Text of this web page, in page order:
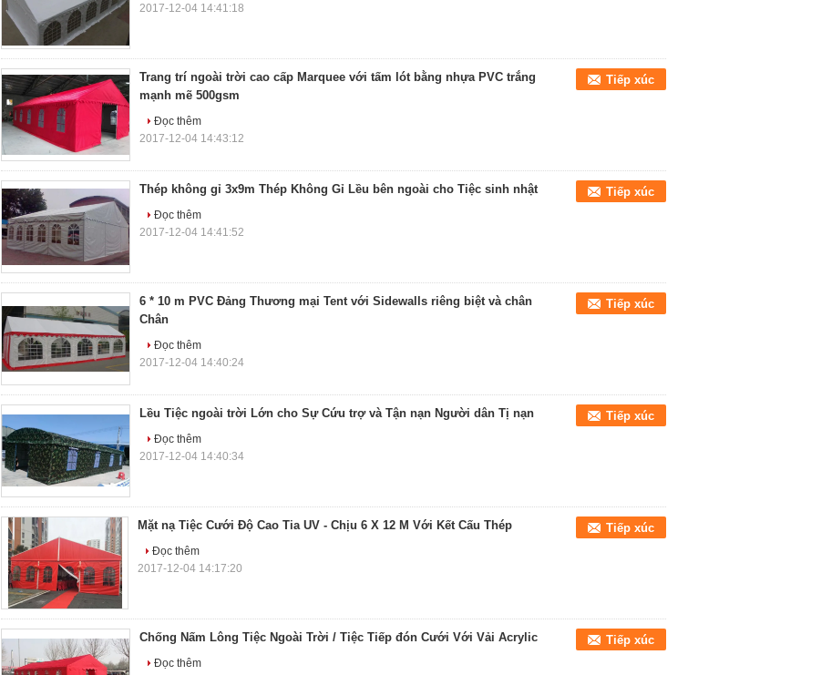
2017-12-04 14:41:18
Trang trí ngoài trời cao cấp Marquee với tấm lót bằng nhựa PVC trắng
mạnh mẽ 500gsm
Tiếp xúc
Đọc thêm
2017-12-04 14:43:12
Thép không gỉ 3x9m Thép Không Gỉ Lều bên ngoài cho Tiệc sinh nhật Tiếp xúc
Đọc thêm
2017-12-04 14:41:52
6 * 10 m PVC Đảng Thương mại Tent với Sidewalls riêng biệt và chân
Chân
Tiếp xúc
Đọc thêm
2017-12-04 14:40:24
Lều Tiệc ngoài trời Lớn cho Sự Cứu trợ và Tận nạn Người dân Tị nạn Tiếp xúc
Đọc thêm
2017-12-04 14:40:34
Mặt nạ Tiệc Cưới Độ Cao Tia UV - Chịu 6 X 12 M Với Kết Cấu Thép Tiếp xúc
Đọc thêm
2017-12-04 14:17:20
Chống Nấm Lông Tiệc Ngoài Trời / Tiệc Tiếp đón Cưới Với Vải Acrylic Tiếp xúc
Đọc thêm